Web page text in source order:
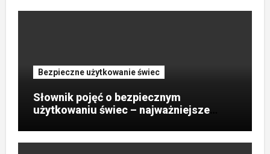
Bezpieczne użytkowanie świec
Słownik pojęć o bezpiecznym
użytkowaniu świec – najważniejsze